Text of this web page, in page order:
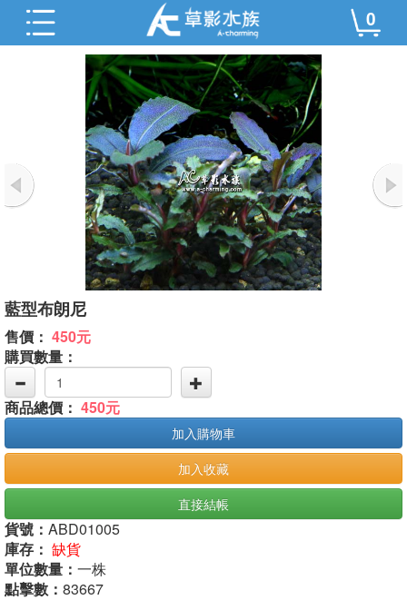
0
藍型布朗尼
售價： 450元
購買數量：
商品總價： 450元
加入購物車
加入收藏
直接結帳
貨號： ABD01005
庫存： 缺貨
單位數量： 一株
點擊數： 83667